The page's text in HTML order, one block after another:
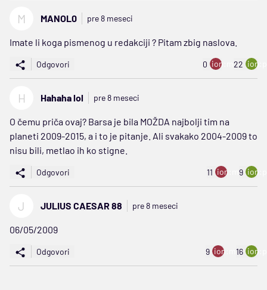
M MANOL0 pre 8 meseci
Imate li koga pismenog u redakciji ? Pitam zbig naslova.
Odgovori 0 ion:minus
22
H Hahaha lol pre 8 meseci
O čemu priča ovaj? Barsa je bila MOŽDA najbolji tim na
planeti 2009-2015, a i to je pitanje. Ali svakako 2004-2009 to
nisu bili, metlao ih ko stigne.
Odgovori 11 ion:minus
9
J JULIUS CAESAR 88 pre 8 meseci
06/05/2009
Odgovori 9 ion:minus
16